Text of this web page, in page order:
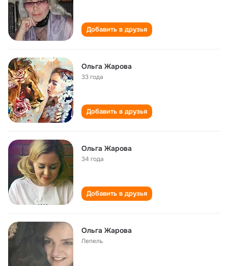
Добавить в друзья
Ольга Жарова
33 года
Добавить в друзья
Ольга Жарова
34 года
Добавить в друзья
Ольга Жарова
Лепель